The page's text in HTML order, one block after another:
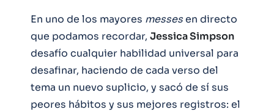
En uno de los mayores messesen directo
que podamos recordar, Jessica Simpson
desafío cualquier habilidad universal para
desafinar, haciendo de cada verso del
tema un nuevo suplicio, y sacó de sí sus
peores hábitos y sus mejores registros: el